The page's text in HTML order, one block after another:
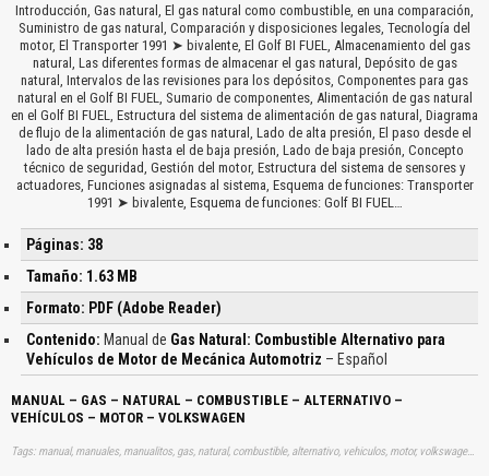
Introducción, Gas natural, El gas natural como combustible, en una comparación,
Suministro de gas natural, Comparación y disposiciones legales, Tecnología del
motor, El Transporter 1991 ➤ bivalente, El Golf BI FUEL, Almacenamiento del gas
natural, Las diferentes formas de almacenar el gas natural, Depósito de gas
natural, Intervalos de las revisiones para los depósitos, Componentes para gas
natural en el Golf BI FUEL, Sumario de componentes, Alimentación de gas natural
en el Golf BI FUEL, Estructura del sistema de alimentación de gas natural, Diagrama
de flujo de la alimentación de gas natural, Lado de alta presión, El paso desde el
lado de alta presión hasta el de baja presión, Lado de baja presión, Concepto
técnico de seguridad, Gestión del motor, Estructura del sistema de sensores y
actuadores, Funciones asignadas al sistema, Esquema de funciones: Transporter
1991 ➤ bivalente, Esquema de funciones: Golf BI FUEL…
Páginas: 38
Tamaño: 1.63 MB
Formato: PDF (Adobe Reader)
Contenido: Manual de Gas Natural: Combustible Alternativo para
Vehículos de Motor de Mecánica Automotriz – Español
MANUAL – GAS – NATURAL – COMBUSTIBLE – ALTERNATIVO –
VEHÍCULOS – MOTOR – VOLKSWAGEN
Tags: manual, manuales, manualitos, gas, natural, combustible, alternativo, vehiculos, motor, volkswagen, aprender, descargas